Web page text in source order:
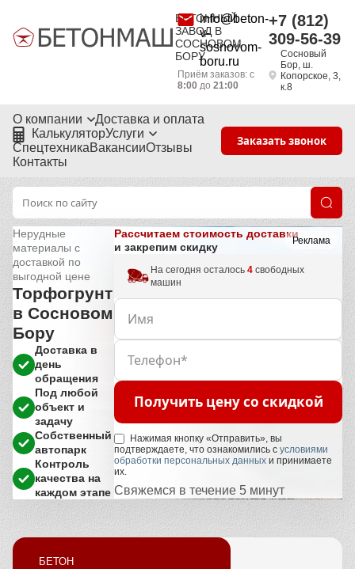
БЕТОННЫЙ
ЗАВОД В
СОСНОВОМ
БОРУ
info@beton-
v-
sosnovom-
boru.ru
Приём заказов: с
8:00до 21:00
+7 (812)
309-56-39
Сосновый
Бор, ш.
Копорское, 3,
к.8
О компании
Доставка и оплата
КалькуляторУслуги
СпецтехникаВакансииОтзывы
Контакты
Заказать звонок
Реклама
Нерудные
материалы с
доставкой по
выгодной цене
Торфогрунт
в Сосновом
Бору
Доставка в
день
обращения
Под любой
объект и
задачу
Собственный
автопарк
Контроль
качества на
каждом этапе
Рассчитаем стоимость доставки
и закрепим скидку
На сегодня осталось4 свободных
машин
Получить цену со скидкой
Нажимая кнопку «Отправить», вы
подтверждаете, что ознакомились сусловиями
обработки персональных данных и принимаете
их.
Свяжемся в течение 5 минут
БЕТОН